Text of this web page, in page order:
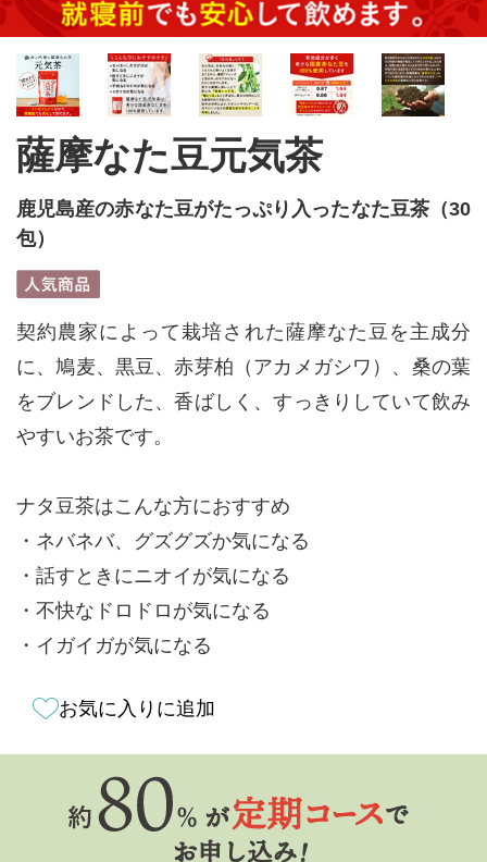
薩摩なた豆元気茶
鹿児島産の赤なた豆がたっぷり入ったなた豆茶（30
包）
契約農家によって栽培された薩摩なた豆を主成分
に、鳩麦、黒豆、赤芽柏（アカメガシワ）、桑の葉
をブレンドした、香ばしく、すっきりしていて飲み
やすいお茶です。
ナタ豆茶はこんな方におすすめ
・ネバネバ、グズグズか気になる
・話すときにニオイが気になる
・不快なドロドロが気になる
・イガイガが気になる
お気に入りに追加